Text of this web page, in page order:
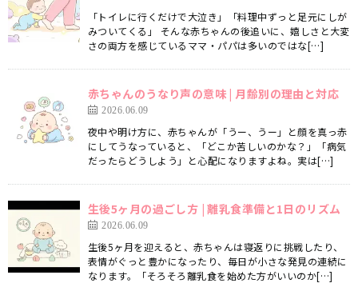
「トイレに行くだけで大泣き」「料理中ずっと足元にしが
みついてくる」 そんな赤ちゃんの後追いに、嬉しさと大変
さの両方を感じているママ・パパは多いのではな[…]
赤ちゃんのうなり声の意味 | 月齢別の理由と対応
2026.06.09
夜中や明け方に、赤ちゃんが「うー、うー」と顔を真っ赤
にしてうなっていると、「どこか苦しいのかな？」「病気
だったらどうしよう」と心配になりますよね。実は[…]
生後5ヶ月の過ごし方 | 離乳食準備と1日のリズム
2026.06.09
生後5ヶ月を迎えると、赤ちゃんは寝返りに挑戦したり、
表情がぐっと豊かになったり、毎日が小さな発見の連続に
なります。「そろそろ離乳食を始めた方がいいのか[…]